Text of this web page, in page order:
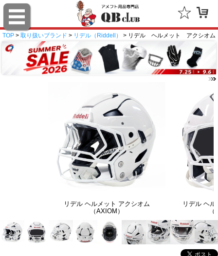
TOP > 取り扱いブランド > リデル（Riddell） > リデル ヘルメット アクシオム
リデル ヘルメット アクシオム
（AXIOM）
リデル ヘ